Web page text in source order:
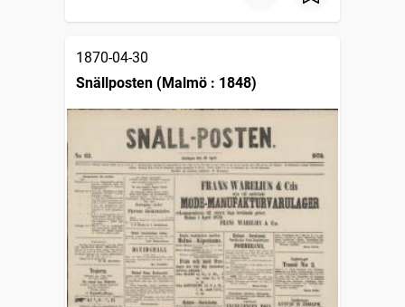
1870-04-30
Snällposten (Malmö : 1848)